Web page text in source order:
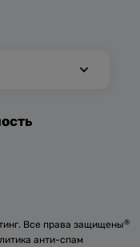
Все права защищены®
анти-спам